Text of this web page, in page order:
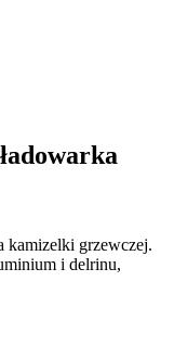
kamizelki grzewczej.
i delrinu,